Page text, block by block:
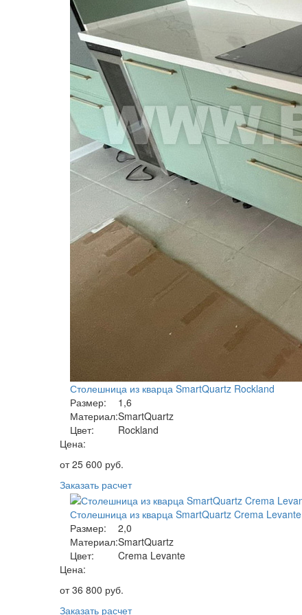
Столешница из кварца SmartQuartz Rockland
Размер:
1,6
Материал:SmartQuartz
Цвет:
Rockland
Цена:
от25 600 руб.
Заказать расчет
Столешница из кварца SmartQuartz Crema Levante
Размер:
2,0
Материал:SmartQuartz
Цвет:
Crema Levante
Цена:
от36 800 руб.
Заказать расчет